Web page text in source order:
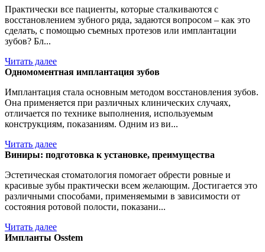
Практически все пациенты, которые сталкиваются с
восстановлением зубного ряда, задаются вопросом – как это
сделать, с помощью съемных протезов или имплантации
зубов? Бл...
Читать далее
Одномоментная имплантация зубов
Имплантация стала основным методом восстановления зубов.
Она применяется при различных клинических случаях,
отличается по технике выполнения, используемым
конструкциям, показаниям. Одним из ви...
Читать далее
Виниры: подготовка к установке, преимущества
Эстетическая стоматология помогает обрести ровные и
красивые зубы практически всем желающим. Достигается это
различными способами, применяемыми в зависимости от
состояния ротовой полости, показани...
Читать далее
Импланты Osstem